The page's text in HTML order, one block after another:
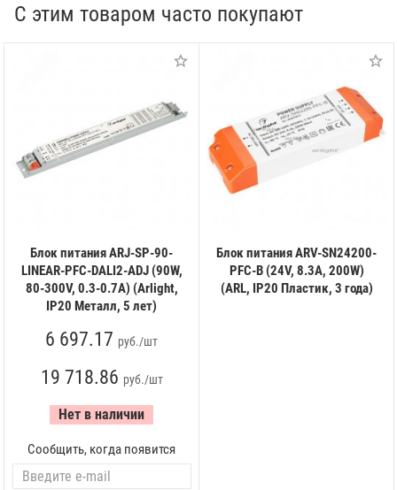
С этим товаром часто покупают
Блок питания ARJ-SP-90-
LINEAR-PFC-DALI2-ADJ (90W,
80-300V, 0.3-0.7A) (Arlight,
IP20 Металл, 5 лет)
6 697.17 руб./шт
19 718.86 руб./шт
Нет в наличии
Сообщить, когда появится
Блок питания ARV-SN24200-
PFC-B (24V, 8.3A, 200W)
(ARL, IP20 Пластик, 3 года)